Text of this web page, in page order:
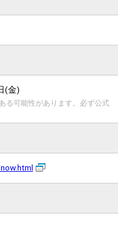
(金)
る可能性があります。必ず公式